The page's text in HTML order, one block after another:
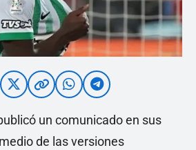
un comunicado en sus
de las versiones